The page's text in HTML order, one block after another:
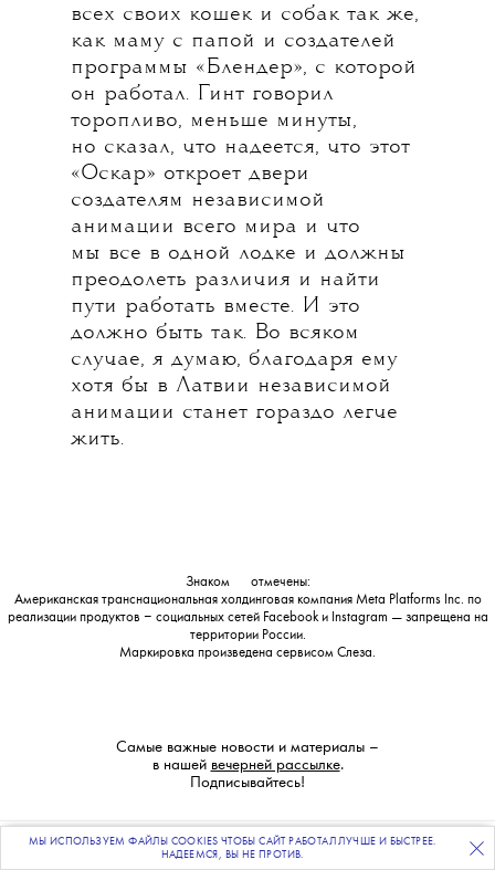
ПОДПИСЫВАЙТЕСЬНА НАШУ ВЕЧЕРНЮЮ РАССЫЛКУ
всех своих кошек и собак так же,
как маму с папой и создателей
программы «Блендер», с которой
он работал. Гинт говорил
торопливо, меньше минуты,
но сказал, что надеется, что этот
«Оскар» откроет двери
создателям независимой
анимации всего мира и что
мы все в одной лодке и должны
преодолеть различия и найти
пути работать вместе. И это
должно быть так. Во всяком
случае, я думаю, благодаря ему
хотя бы в Латвии независимой
анимации станет гораздо легче
жить.
Знаком
отмечены:
Американская транснациональная холдинговая компания Meta Platforms Inc. по
реализации продуктов ‒ социальных сетей Facebook и Instagram — запрещена на
территории России.
Маркировка произведена сервисом Слеза.
Самые важные новости и материалы –
в нашей вечерней рассылке.
Подписывайтесь!
МЫ ИСПОЛЬЗУЕМ ФАЙЛЫ COOKIES ЧТОБЫ САЙТ РАБОТАЛ ЛУЧШЕ И БЫСТРЕЕ.
НАДЕЕМСЯ, ВЫ НЕ ПРОТИВ.